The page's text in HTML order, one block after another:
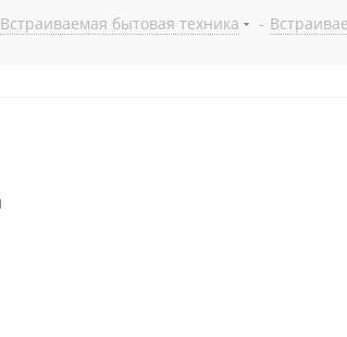
Встраиваемая бытовая техника -